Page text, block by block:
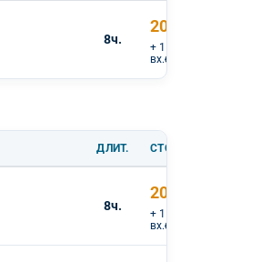
8ч.
20 000 ₽
+ 1 000 ₽
вх.билеты
ДЛИТ. СТОИМОСТЬ
8ч.
20 000 ₽
+ 1 000 ₽
вх.билеты